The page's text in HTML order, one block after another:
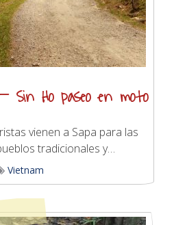
Sin Ho paseo en moto
vienen a Sapa para las
tradicionales y…
Vietnam